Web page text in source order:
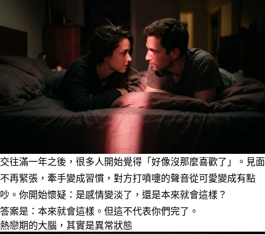
交往滿一年之後，很多人開始覺得「好像沒那麼喜歡了」。見面
不再緊張，牽手變成習慣，對方打噴嚏的聲音從可愛變成有點
吵。你開始懷疑：是感情變淡了，還是本來就會這樣？
答案是：本來就會這樣。但這不代表你們完了。
熱戀期的大腦，其實是異常狀態